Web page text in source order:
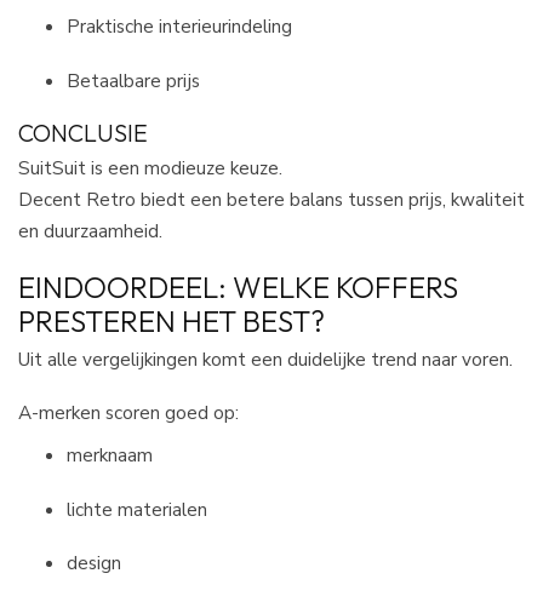
Praktische interieurindeling
Betaalbare prijs
CONCLUSIE
SuitSuit is een modieuze keuze.
Decent Retro biedt een betere balans tussen prijs, kwaliteit
en duurzaamheid.
EINDOORDEEL: WELKE KOFFERS
PRESTEREN HET BEST?
Uit alle vergelijkingen komt een duidelijke trend naar voren.
A-merken scoren goed op:
merknaam
lichte materialen
design